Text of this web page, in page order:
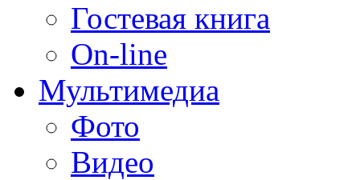
Гостевая книга
On-line
Мультимедиа
Фото
Видео